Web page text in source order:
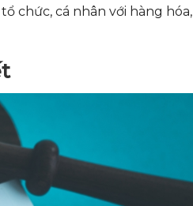
chức, cá nhân với hàng hóa,